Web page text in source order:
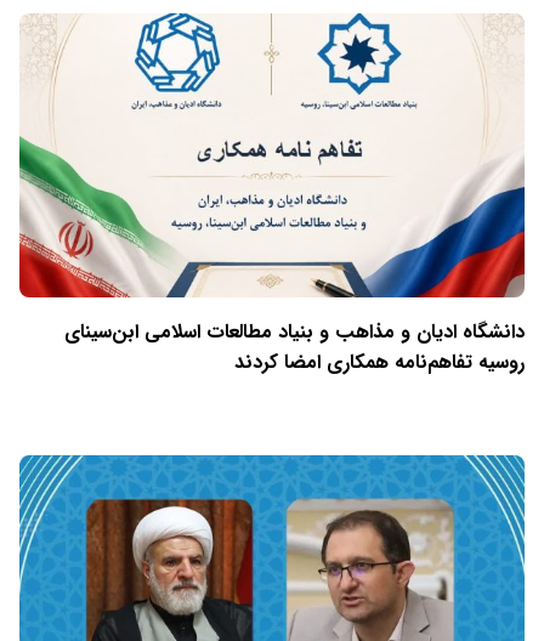
دانشگاه ادیان و مذاهب و بنیاد مطالعات اسلامی ابن‌سینای
روسیه تفاهم‌نامه همکاری امضا کردند